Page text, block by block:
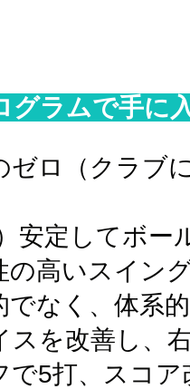
グラムで手に
ゼロ（クラブ
定してボー
の高いスイン
でなく、体系
スを改善し、
で5打、スコ